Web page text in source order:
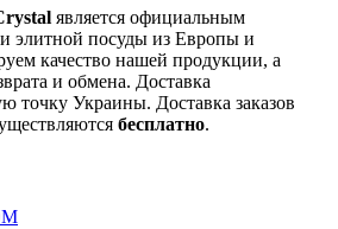
является официальным
элитной посуды из Европы и
качество нашей продукции, а
и обмена. Доставка
точку Украины. Доставка заказов
бесплатно.